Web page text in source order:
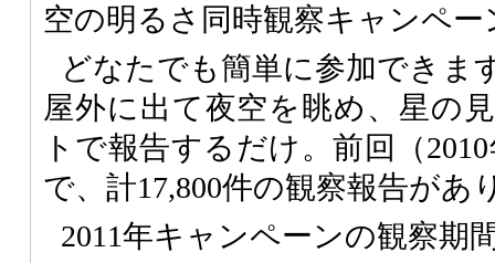
空の明るさ同時観察キャンペー
どなたでも簡単に参加できま
屋外に出て夜空を眺め、星の
トで報告するだけ。前回（
で、計17,800件の観察報告があ
2011年キャンペーンの観察期